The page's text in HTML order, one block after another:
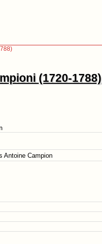
(1720-1788)
Antoine Campion